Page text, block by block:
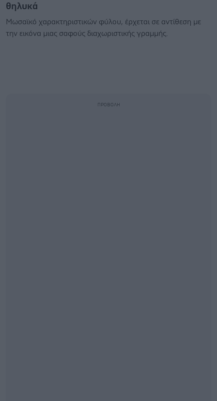
θηλυκά
Μωσαϊκό χαρακτηριστικών φύλου, έρχεται σε αντίθεση με
την εικόνα μιας σαφούς διαχωριστικής γραμμής.